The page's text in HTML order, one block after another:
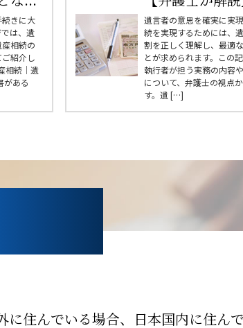
きに大
は、遺
相続の
紹介し
相続｜遺
がある
遺言者の意思を確実に実
続を実現するためには、
割を正しく理解し、最適
とが求められます。この
執行者が担う実務の内容
について、弁護士の視点
す。遺 […]
住んでいる場合、日本国内に住ん